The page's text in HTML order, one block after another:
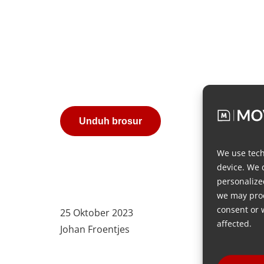
We use
device.
we may
consent or
affected.
Unduh brosur
25 Oktober 2023
Johan Froentjes